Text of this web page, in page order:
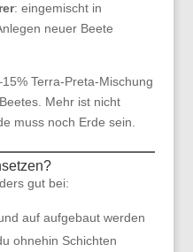
: eingemischt in
neuer Beete
Terra-Preta-Mischung
Mehr ist nicht
muss noch Erde sein.
gut bei:
auf aufgebaut werden
ohnehin Schichten